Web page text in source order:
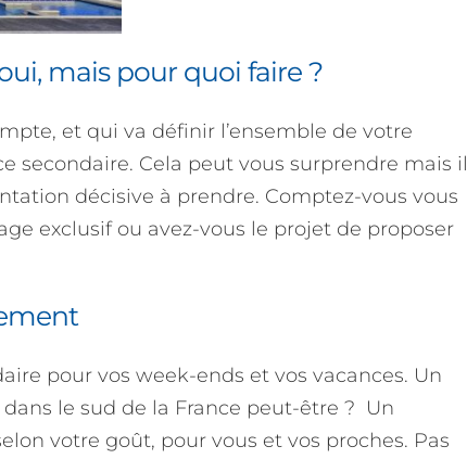
mais pour quoi faire ?
et qui va définir l’ensemble de votre
secondaire. Cela peut vous surprendre mais il
décisive à prendre. Comptez-vous vous
exclusif ou avez-vous le projet de proposer
pour vos week-ends et vos vacances. Un
le sud de la France peut-être ? Un
votre goût, pour vous et vos proches. Pas